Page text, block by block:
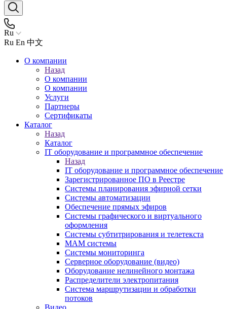
Ru
Ru En 中文
О компании
Назад
О компании
О компании
Услуги
Партнеры
Сертификаты
Каталог
Назад
Каталог
IT оборудование и программное обеспечение
Назад
IT оборудование и программное обеспечение
Зарегистрированное ПО в Реестре
Системы планирования эфирной сетки
Системы автоматизации
Обеспечение прямых эфиров
Системы графического и виртуального
оформления
Системы субтитрирования и телетекста
MAM системы
Системы мониторинга
Серверное оборудование (видео)
Оборудование нелинейного монтажа
Распределители электропитания
Система маршрутизации и обработки
потоков
Видео